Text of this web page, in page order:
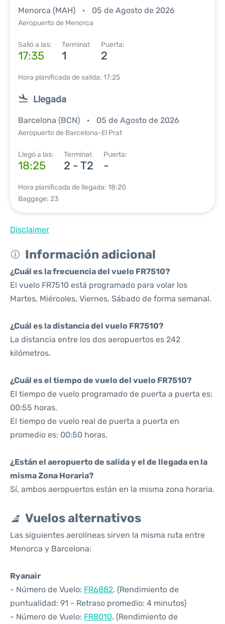
Menorca (MAH) 05 de Agosto de 2026
Aeropuerto de Menorca
Salió a las:
17:35
Terminal:
1
Puerta:
2
Hora planificada de salida: 17:25
Llegada
Barcelona (BCN) 05 de Agosto de 2026
Aeropuerto de Barcelona-El Prat
Llegó a las:
18:25
Terminal:
2 - T2
Puerta:
-
Hora planificada de llegada: 18:20
Baggage: 23
Disclaimer
Información adicional
¿Cuál es la frecuencia del vuelo FR7510?
El vuelo FR7510 está programado para volar los
Martes, Miércoles, Viernes, Sábado de forma semanal.
¿Cuál es la distancia del vuelo FR7510?
La distancia entre los dos aeropuertos es 242
kilómetros.
¿Cuál es el tiempo de vuelo del vuelo FR7510?
El tiempo de vuelo programado de puerta a puerta es:
00:55 horas.
El tiempo de vuelo real de puerta a puerta en
promedio es: 00:50 horas.
¿Están el aeropuerto de salida y el de llegada en la
misma Zona Horaria?
Sí, ambos aeropuertos están en la misma zona horaria.
Vuelos alternativos
Las siguientes aerolíneas sirven la misma ruta entre
Menorca y Barcelona:
Ryanair
- Número de Vuelo: FR6882. (Rendimiento de
puntualidad: 91 - Retraso promedio: 4 minutos)
- Número de Vuelo: FR8010. (Rendimiento de